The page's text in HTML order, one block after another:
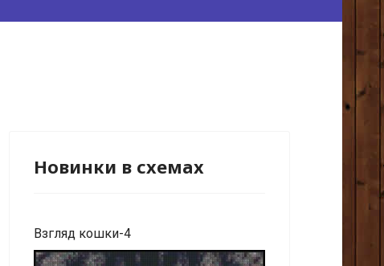
Новинки в схемах
Взгляд кошки-4